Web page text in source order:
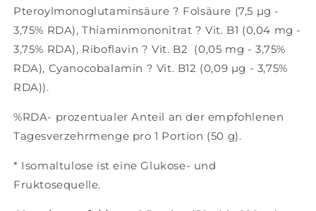
Pteroylmonoglutaminsäure ? Folsäure (7,5 µg -
3,75% RDA), Thiaminmononitrat ? Vit. B1 (0,04 mg -
3,75% RDA), Riboflavin ? Vit. B2 (0,05 mg - 3,75%
RDA), Cyanocobalamin ? Vit. B12 (0,09 µg - 3,75%
RDA)).
%RDA- prozentualer Anteil an der empfohlenen
Tagesverzehrmenge pro 1 Portion (50 g).
* Isomaltulose ist eine Glukose- und
Fruktosequelle.